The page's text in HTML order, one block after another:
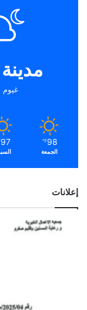
غيوم
98
℉
الجمعة
97
إعلانات